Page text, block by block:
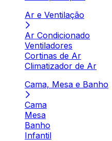
Ar e Ventilação
Ar Condicionado
Ventiladores
Cortinas de Ar
Climatizador de Ar
Cama, Mesa e Banho
Cama
Mesa
Banho
Infantil